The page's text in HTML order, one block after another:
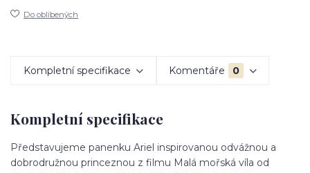
Do oblíbených
Kompletní specifikace Komentáře 0
Kompletní specifikace
Představujeme panenku Ariel inspirovanou odvážnou a
dobrodružnou princeznou z filmu Malá mořská víla od